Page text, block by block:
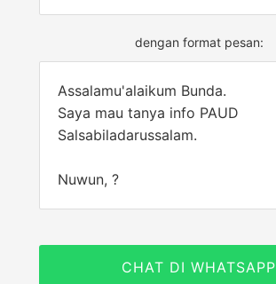
dengan format pesan:
Assalamu'alaikum Bunda.
Saya mau tanya info PAUD
Salsabiladarussalam.
Nuwun, ?
CHAT DI WHATSAPP